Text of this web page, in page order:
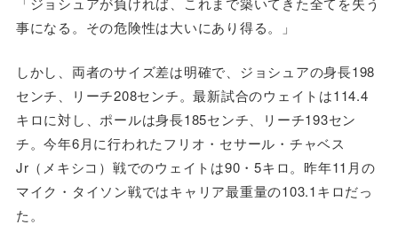
事になる。その危険性は大いにあり得る。」
しかし、両者のサイズ差は明確で、ジョシュアの身長198
センチ、リーチ208センチ。最新試合のウェイトは114.4
キロに対し、ポールは身長185センチ、リーチ193セン
チ。今年6月に行われたフリオ・セサール・チャベス
Jr（メキシコ）戦でのウェイトは90・5キロ。昨年11月の
マイク・タイソン戦ではキャリア最重量の103.1キロだっ
た。